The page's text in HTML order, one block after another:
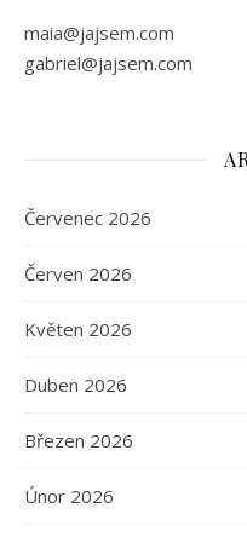
maia@jajsem.com
gabriel@jajsem.com
Červenec 2026
Červen 2026
Květen 2026
Duben 2026
Březen 2026
Únor 2026